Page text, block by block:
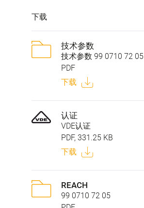
下载
技术参数
技术参数 99 0710 72 05
PDF
下载
认证
VDE认证
PDF, 331.25 KB
下载
REACH
99 0710 72 05